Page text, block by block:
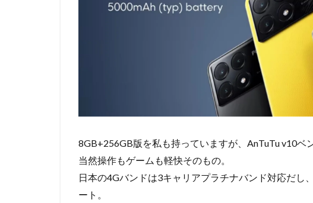
8GB+256GB版を私も持っていますが、AnTuTu v10ベ
当然操作もゲームも軽快そのもの。
日本の4Gバンドは3キャリアプラチナバンド対応だし
ート。